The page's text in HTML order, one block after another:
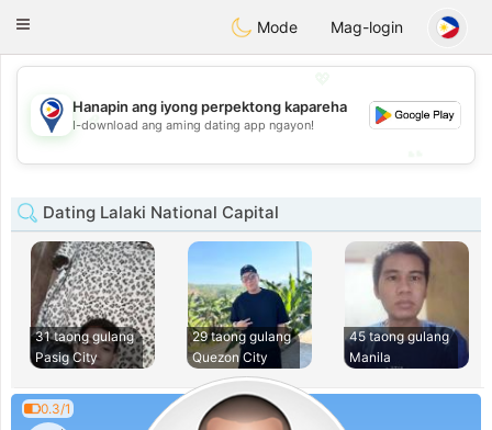
PhilippinesChat
Toggle
Mode Mag-login
💖
💕
Hanapin ang iyong perpektong kapareha
I-download ang aming dating app ngayon!
Dating Lalaki National Capital
31 taong gulang
Pasig City
29 taong gulang
Quezon City
45 taong gulang
Manila
0.3/1